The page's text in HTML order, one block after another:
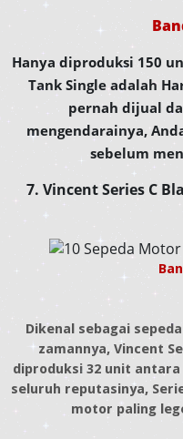
Hanya diproduksi 150
Tank Single adalah
pernah dijual
mengendarainya,
sebelum
7. Vincent Series C
Dikenal sebagai
zamannya, Vincent
diproduksi 32 unit antara
seluruh reputasinya,
motor paling